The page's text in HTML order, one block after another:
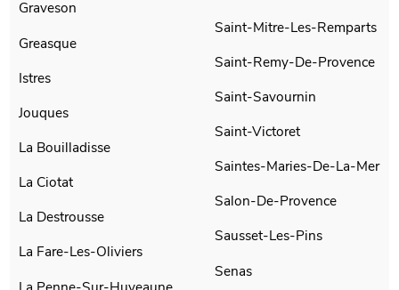
Graveson
Greasque
Istres
Jouques
La Bouilladisse
La Ciotat
La Destrousse
La Fare-Les-Oliviers
Saint-Mitre-Les-Remparts
Saint-Remy-De-Provence
Saint-Savournin
Saint-Victoret
Saintes-Maries-De-La-Mer
Salon-De-Provence
Sausset-Les-Pins
Senas